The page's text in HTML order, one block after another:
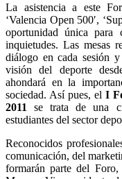
La asistencia a este
‘Valencia Open 500′,
oportunidad única para
inquietudes. Las mesas
diálogo en cada sesión
visión del deporte
ahondará en la
sociedad. Así pues, el I
2011
se trata de una
estudiantes del sector
Reconocidos
comunicación, del
formarán parte del